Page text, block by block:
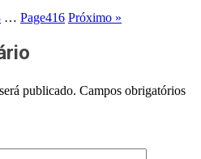
… Page416 Próximo »
publicado. Campos obrigatórios